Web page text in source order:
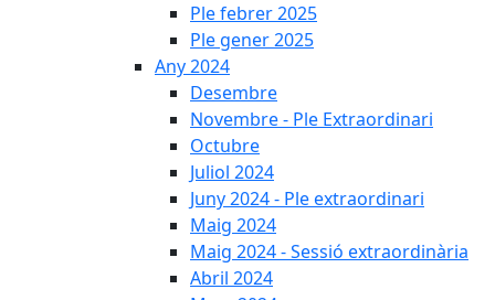
Ple febrer 2025
Ple gener 2025
Any 2024
Desembre
Novembre - Ple Extraordinari
Octubre
Juliol 2024
Juny 2024 - Ple extraordinari
Maig 2024
Maig 2024 - Sessió extraordinària
Abril 2024